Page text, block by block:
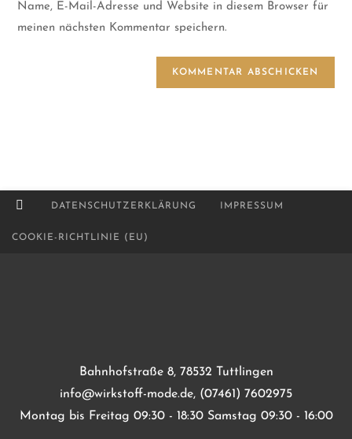
Name, E-Mail-Adresse und Website in diesem Browser für
meinen nächsten Kommentar speichern.
DATENSCHUTZERKLÄRUNG IMPRESSUM
COOKIE-RICHTLINIE (EU)
Bahnhofstraße 8, 78532 Tuttlingen
info@wirkstoff-mode.de, (07461) 7602975
Montag bis Freitag 09:30 - 18:30 Samstag 09:30 - 16:00